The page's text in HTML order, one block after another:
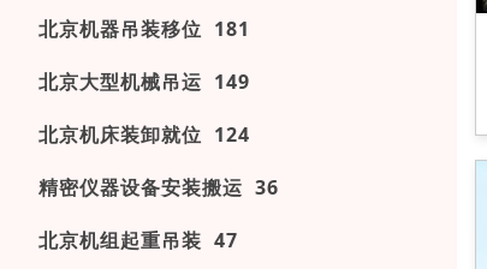
北京机器吊装移位 181
北京大型机械吊运 149
北京机床装卸就位 124
精密仪器设备安装搬运 36
北京机组起重吊装 47